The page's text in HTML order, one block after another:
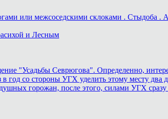
или межсоседскими склоками . Стыдоба .
и Лесным
"Усадьбы Севрюгова". Определенно,
со стороны УГХ уделить этому месту два
горожан, после этого, силами УГХ